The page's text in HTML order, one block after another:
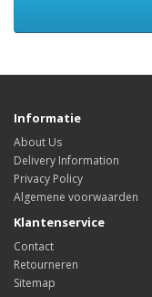
Informatie
About Us
Delivery Information
Privacy Policy
Algemene voorwaarden
Klantenservice
Contact
Retourneren
Sitemap